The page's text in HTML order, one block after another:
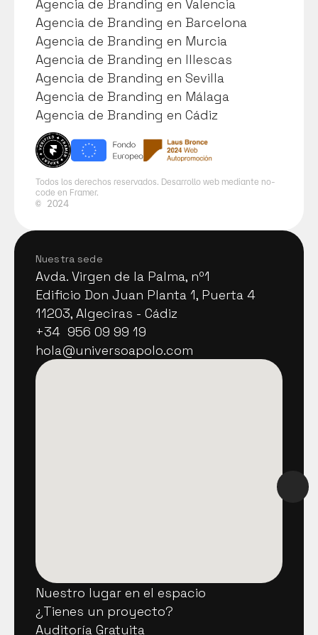
Nuestra sede
Avda. Virgen de la Palma, nº1
Avda. Virgen de la Palma, nº1
Edificio Don Juan Planta 1, Puerta 4
Edificio Don Juan Planta 1, Puerta 4
11203, Algeciras - Cádiz
11203, Algeciras - Cádiz
+34  956 09 99 19
+34  956 09 99 19
hola@universoapolo.com
Nuestro lugar en el espacio
Nuestro lugar en el espacio
¿Tienes un proyecto?
¿Tienes un proyecto?
Auditoría Gratuita
Agencia de Branding en Valencia
Agencia de Branding en Valencia
Agencia de Branding en Barcelona
Agencia de Branding en Barcelona
Agencia de Branding en Murcia
Agencia de Branding en Murcia
Agencia de Branding en Illescas
Agencia de Branding en Illescas
Agencia de Branding en Sevilla
Agencia de Branding en Sevilla
Agencia de Branding en Málaga
Agencia de Branding en Málaga
Agencia de Branding en Cádiz
Agencia de Branding en Cádiz
Todos los derechos reservados. Desarrollo web mediante no-
code en Framer.
© 2024